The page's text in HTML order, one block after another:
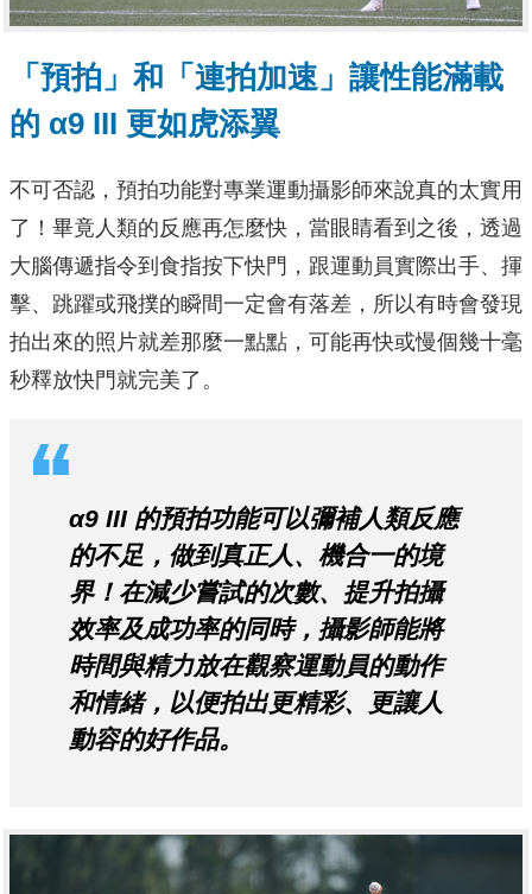
「預拍」和「連拍加速」讓性能滿載
的 α9 III 更如虎添翼
不可否認，預拍功能對專業運動攝影師來說真的太實用
了！畢竟人類的反應再怎麼快，當眼睛看到之後，透過
大腦傳遞指令到食指按下快門，跟運動員實際出手、揮
擊、跳躍或飛撲的瞬間一定會有落差，所以有時會發現
拍出來的照片就差那麼一點點，可能再快或慢個幾十毫
秒釋放快門就完美了。
α9 III 的預拍功能可以彌補人類反應
的不足，做到真正人、機合一的境
界！在減少嘗試的次數、提升拍攝
效率及成功率的同時，攝影師能將
時間與精力放在觀察運動員的動作
和情緒，以便拍出更精彩、更讓人
動容的好作品。